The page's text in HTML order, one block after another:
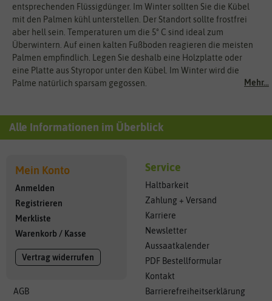
Mehr...
entsprechenden Flüssigdünger. Im Winter sollten Sie die Kübel
mit den Palmen kühl unterstellen. Der Standort sollte frostfrei
aber hell sein. Temperaturen um die 5° C sind ideal zum
Überwintern. Auf einen kalten Fußboden reagieren die meisten
Palmen empfindlich. Legen Sie deshalb eine Holzplatte oder
eine Platte aus Styropor unter den Kübel. Im Winter wird die
Palme natürlich sparsam gegossen.
Alle Informationen im Überblick
Mein Konto
Anmelden
Registrieren
Merkliste
Warenkorb / Kasse
Vertrag widerrufen
AGB
Service
Haltbarkeit
Zahlung + Versand
Karriere
Newsletter
Aussaatkalender
PDF Bestellformular
Kontakt
Barrierefreiheitserklärung